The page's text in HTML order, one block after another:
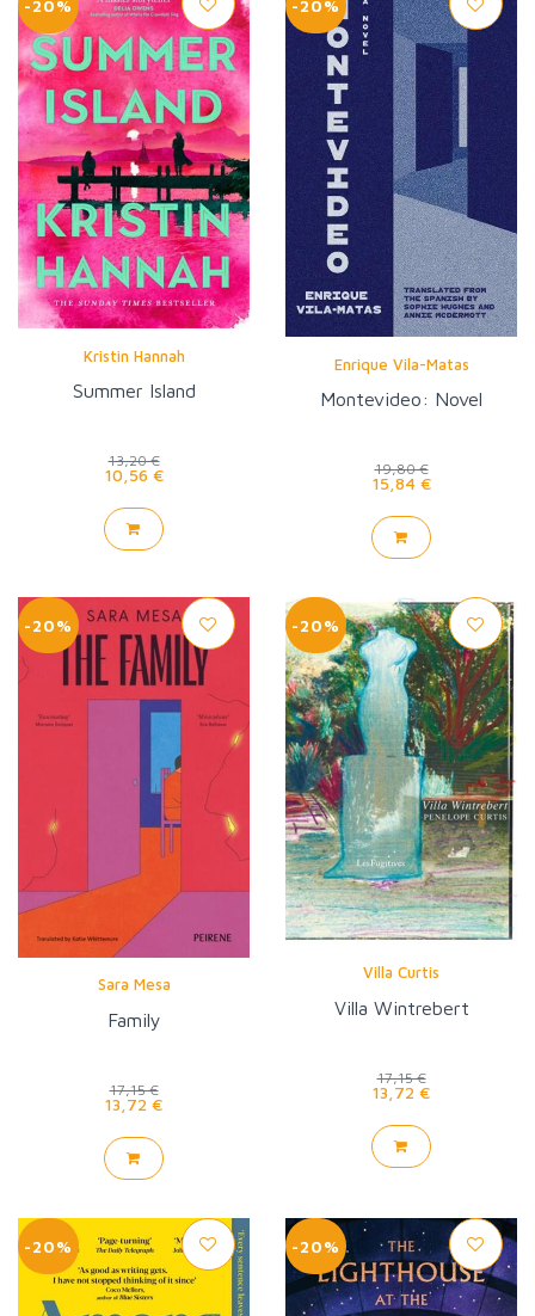
-20%
Kristin Hannah
Summer Island
13,20 €
10,56 €
-20%
Enrique Vila-Matas
Montevideo: Novel
19,80 €
15,84 €
-20%
Sara Mesa
Family
17,15 €
13,72 €
-20%
Villa Curtis
Villa Wintrebert
17,15 €
13,72 €
-20% -20%